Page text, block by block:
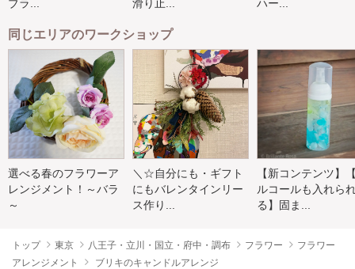
ブラ... 滑り止... ハー...
同じエリアのワークショップ
選べる春のフラワーア
レンジメント！～バラ
～
＼☆自分にも・ギフト
にもバレンタインリー
ス作り...
【新コンテンツ】
ルコールも入れら
る】固ま...
トップ 東京 八王子・立川・国立・府中・調布 フラワー
フラワー
アレンジメント
ブリキのキャンドルアレンジ